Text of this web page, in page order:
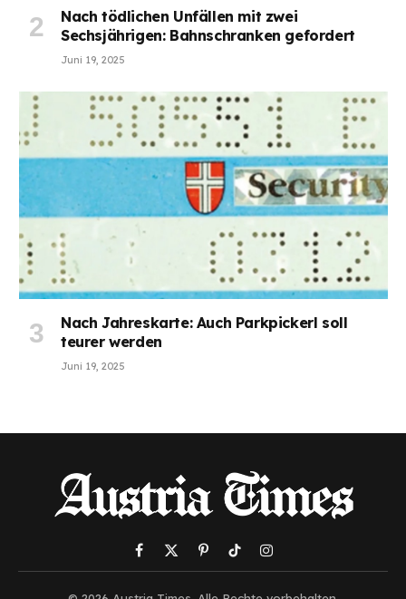
Nach tödlichen Unfällen mit zwei
Sechsjährigen: Bahnschranken gefordert
Juni 19, 2025
Nach Jahreskarte: Auch Parkpickerl soll
teurer werden
Juni 19, 2025
Facebook
X
(Twitter)
PinterestTikTokInstagram